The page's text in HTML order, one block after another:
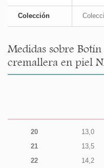
Colección
Medidas sobre
cremallera en piel
20
13,0
21
13,5
22
14,2